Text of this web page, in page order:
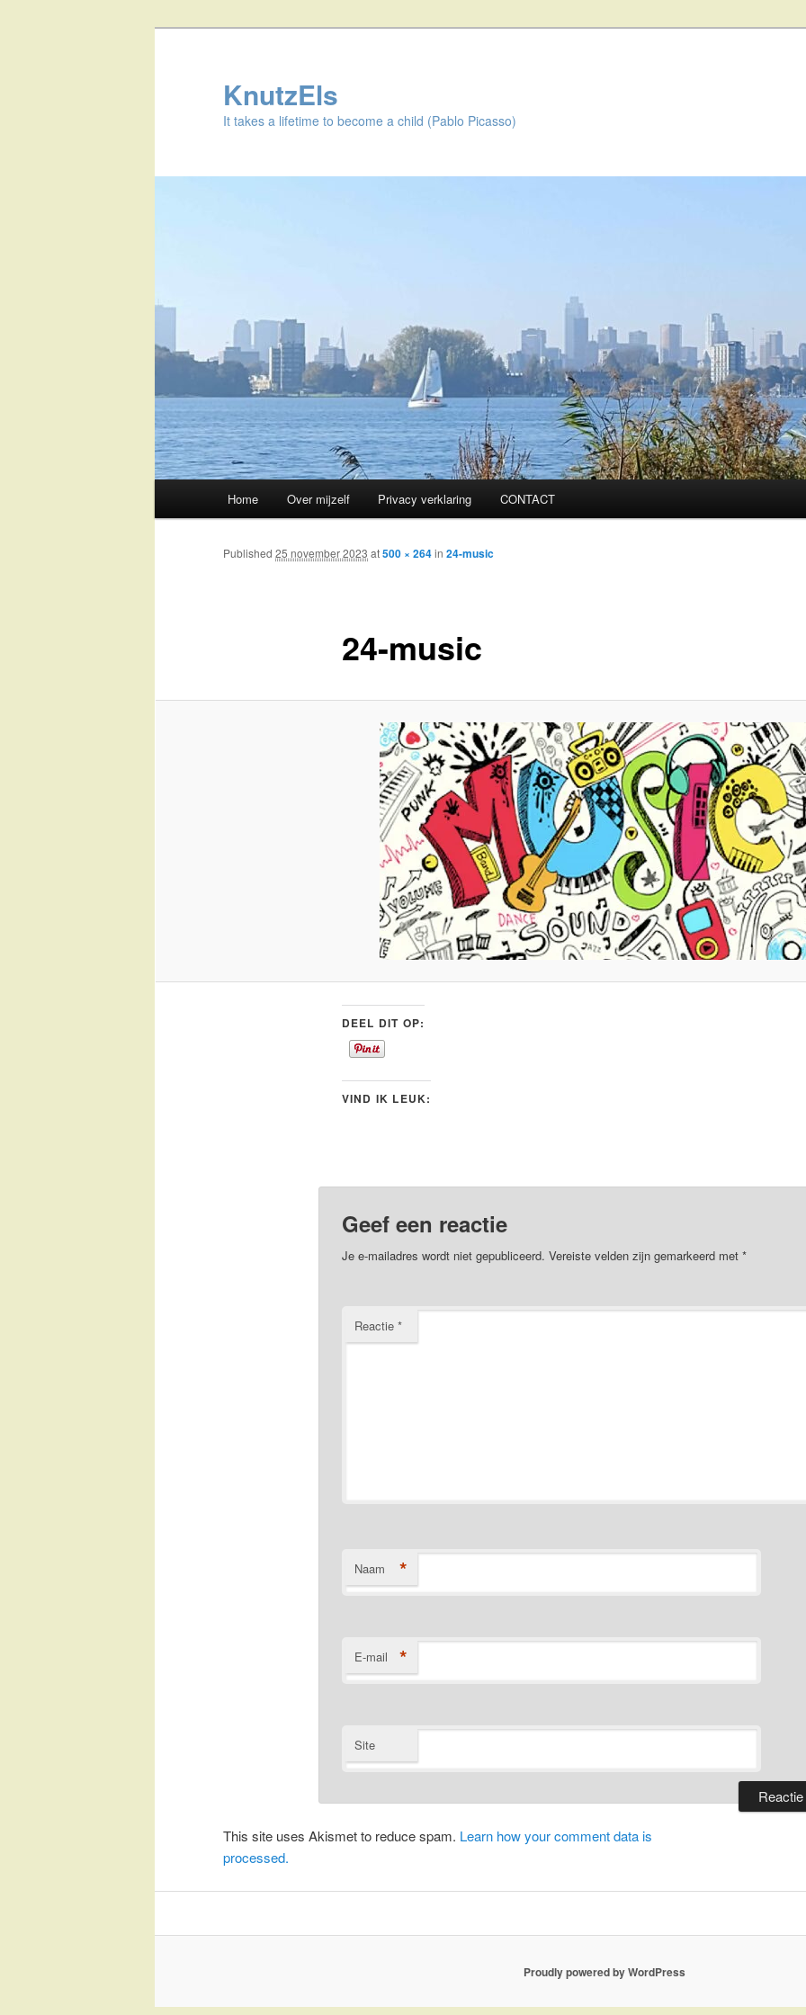
KnutzEls
It takes a lifetime to become a child (Pablo Picasso)
Skip
to
Home Over mijzelf Privacy verklaring CONTACT
24-music
Published 25 november 2023 at500 × 264in 24-music
DEEL DIT OP:
VIND IK LEUK:
Geef een reactie
Je e-mailadres wordt niet gepubliceerd. Vereiste velden zijn gemarkeerd met *
Reactie *
Naam *
E-mail *
Site
This site uses Akismet to reduce spam. Learn how your comment data is
processed.
Proudly powered by WordPress